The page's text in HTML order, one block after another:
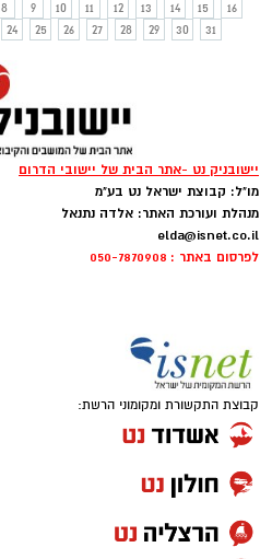
8 9 10 11 12 13 14 15
16
24 25 26 27 28 29 30 31
יישובניק נט -אתר הבית של יישובי הדרום
מו"ל: קבוצת ישראל נט בע"מ
מנהלת ועורכת האתר: אלדה נתנאל
elda@isnet.co.il
לפרסום באתר : 050-7870908
קבוצת התקשורת ומקומוני הרשת: